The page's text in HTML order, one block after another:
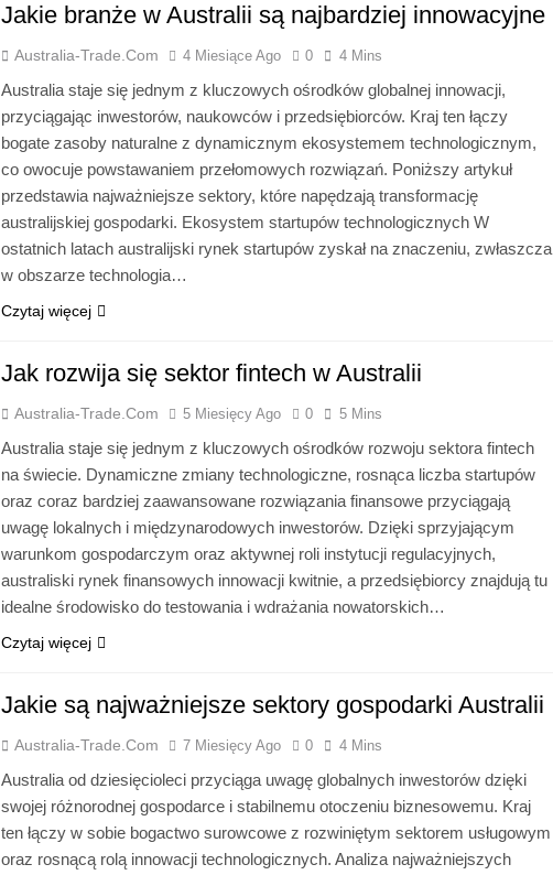
Jakie branże w Australii są najbardziej innowacyjne
Australia-Trade.com 4 Miesiące Ago 0 4 Mins
Australia staje się jednym z kluczowych ośrodków globalnej innowacji,
przyciągając inwestorów, naukowców i przedsiębiorców. Kraj ten łączy
bogate zasoby naturalne z dynamicznym ekosystemem technologicznym,
co owocuje powstawaniem przełomowych rozwiązań. Poniższy artykuł
przedstawia najważniejsze sektory, które napędzają transformację
australijskiej gospodarki. Ekosystem startupów technologicznych W
ostatnich latach australijski rynek startupów zyskał na znaczeniu, zwłaszcza
w obszarze technologia…
Czytaj więcej
Jak rozwija się sektor fintech w Australii
Australia-Trade.com 5 Miesięcy Ago 0 5 Mins
Australia staje się jednym z kluczowych ośrodków rozwoju sektora fintech
na świecie. Dynamiczne zmiany technologiczne, rosnąca liczba startupów
oraz coraz bardziej zaawansowane rozwiązania finansowe przyciągają
uwagę lokalnych i międzynarodowych inwestorów. Dzięki sprzyjającym
warunkom gospodarczym oraz aktywnej roli instytucji regulacyjnych,
australiski rynek finansowych innowacji kwitnie, a przedsiębiorcy znajdują tu
idealne środowisko do testowania i wdrażania nowatorskich…
Czytaj więcej
Jakie są najważniejsze sektory gospodarki Australii
Australia-Trade.com 7 Miesięcy Ago 0 4 Mins
Australia od dziesięcioleci przyciąga uwagę globalnych inwestorów dzięki
swojej różnorodnej gospodarce i stabilnemu otoczeniu biznesowemu. Kraj
ten łączy w sobie bogactwo surowcowe z rozwiniętym sektorem usługowym
oraz rosnącą rolą innowacji technologicznych. Analiza najważniejszych